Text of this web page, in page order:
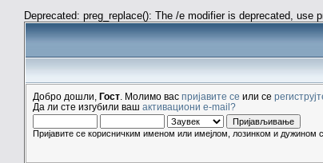
Deprecated: preg_replace(): The /e modifier is deprecated,
Добро дошли, Гост . Молимо вас пријавите се или се
Да ли сте изгубили ваш активациони e-mail?
Пријавите се корисничким именом или имејлом, лозинком и дужином